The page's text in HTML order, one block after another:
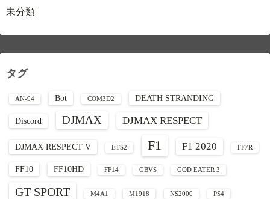
未分類
タグ
AN-94 Bot COM3D2 DEATH STRANDING
Discord DJMAX DJMAX RESPECT
DJMAX RESPECT V ETS2 F1 F1 2020 FF7R
FF10 FF10HD FF14 GBVS GOD EATER 3
GT SPORT M4A1 M1918 NS2000 PS4